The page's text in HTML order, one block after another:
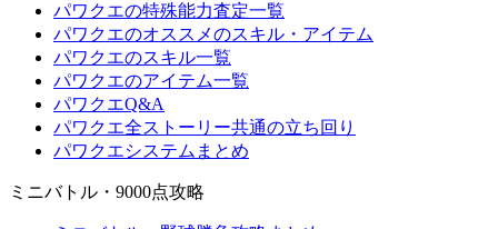
パワクエの特殊能力査定一覧
パワクエのオススメのスキル・アイテム
パワクエのスキル一覧
パワクエのアイテム一覧
パワクエQ&A
パワクエ全ストーリー共通の立ち回り
パワクエシステムまとめ
ミニバトル・9000点攻略